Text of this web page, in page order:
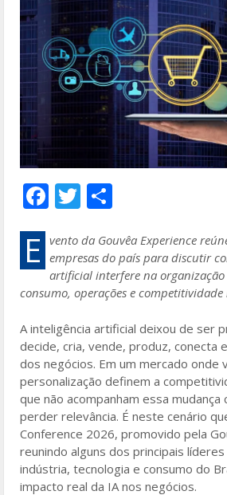
F
ac
e
b
o
o
k
T
w
itt
er
ar
e
E
vento da Gouvêa Experience
empresas do país para discutir
artificial interfere na organização
consumo, operações e
A inteligência artificial deixou de ser
decide, cria, vende, produz, conecta
dos negócios. Em um mercado onde
personalização definem a
que não acompanham essa
perder relevância. É neste cenário
Conference 2026, promovido pela
reunindo alguns dos principais
indústria, tecnologia e consumo do
impacto real da IA nos negócios.